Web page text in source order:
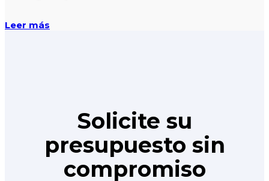
Leer más
Solicite su
presupuesto sin
compromiso